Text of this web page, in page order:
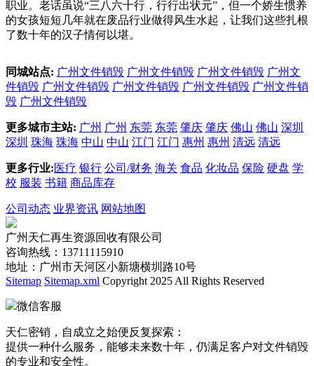
职业。老话虽说“三八六十行，行行出状元”，但一个娇生惯养
的女孩短短几年就在废品行业做得风生水起，让我们这些扎根
了数十年的汉子情何以堪。
同城站点: 广州文件销毁 广州文件销毁 广州文件销毁 广州文
件销毁 广州文件销毁 广州文件销毁 广州文件销毁 广州文件销
毁 广州文件销毁
更多城市主站: 广州 广州 东莞 东莞 肇庆 肇庆 佛山 佛山 深圳
深圳 珠海 珠海 中山 中山 江门 江门 惠州 惠州 清远 清远
更多行业: 医疗 银行 公司/财务 海关 食品 化妆品 保险 硬盘 学
校 服装 书籍 商品库存
公司动态 业界资讯 网站地图
广州天仁再生资源回收有限公司
咨询热线：13711115910
地址：广州市天河区小新塘横圳路10号
Sitemap Sitemap.xml Copyright 2025 All Rights Reserved
微信客服
天仁密销，自成立之始便反复探索：
提供一种什么服务，能够未来数十年，仍满足客户对文件销毁
的专业和安全性。